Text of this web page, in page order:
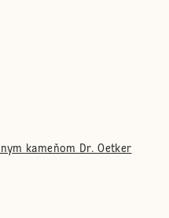
kameňom Dr. Oetker